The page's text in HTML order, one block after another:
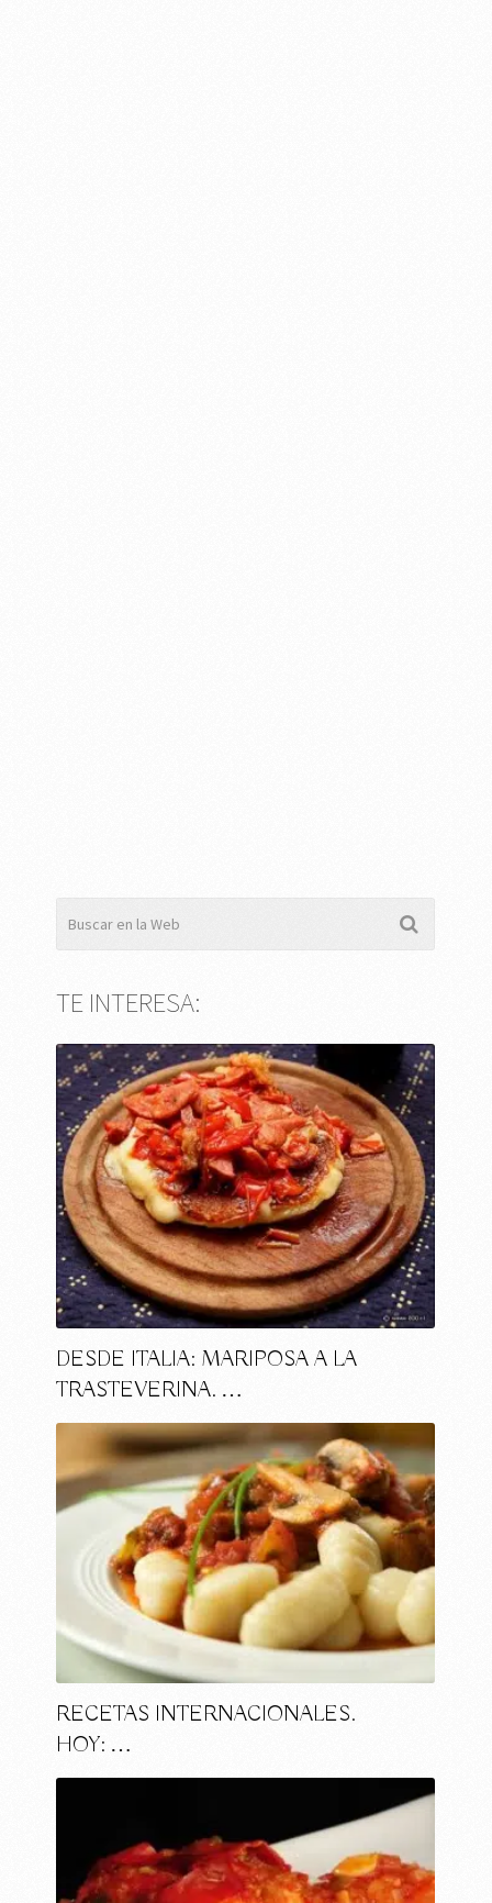
TE INTERESA:
DESDE ITALIA: MARIPOSA A LA
TRASTEVERINA. …
RECETAS INTERNACIONALES.
HOY: …